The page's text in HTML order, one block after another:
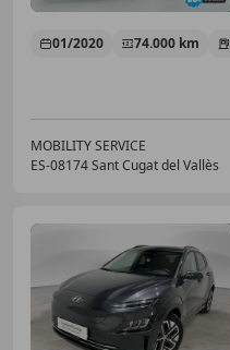
01/2020 74.000 km
MOBILITY SERVICE
ES-08174 Sant Cugat del Vallès